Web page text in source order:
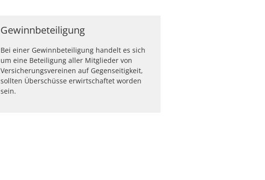
Gewinnbeteiligung
Bei einer Gewinnbeteiligung handelt es sich
um eine Beteiligung aller Mitglieder von
Versicherungsvereinen auf Gegenseitigkeit,
sollten Überschüsse erwirtschaftet worden
sein.